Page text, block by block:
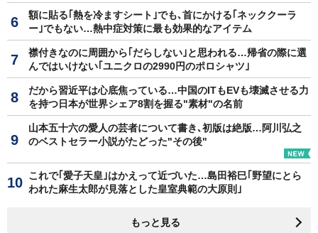
額に貼る｢熱を冷ますシート｣でも､首にかける｢ネッククーラ
ー｣でもない…熱中症対策に最も効果的なアイテム
襟付きなのに周囲から｢だらしない｣と思われる…帰省の際に選
んではいけない｢ユニクロの2990円のポロシャツ｣
だから習近平は心底焦っている…中国のITもEVも壊滅させる力
を持つ日本が世界シェア8割を握る"素材"の名前
山本五十六の愛人の芸者について書き､初版は絶版…阿川弘之
のベストセラー小説がたどった"その後"
これで｢愛子天皇｣はかえって近づいた…島田裕巳｢野望にとら
われた麻生太郎が見落とした皇室典範の大原則｣
もっと見る